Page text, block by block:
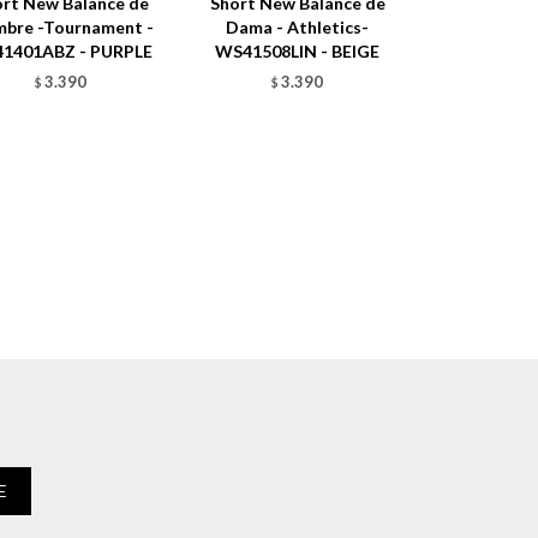
-Tournament -
- PURPLE
$ 3.390
Dama - Athletics-
WS41508LIN - BEIGE
$ 3.390